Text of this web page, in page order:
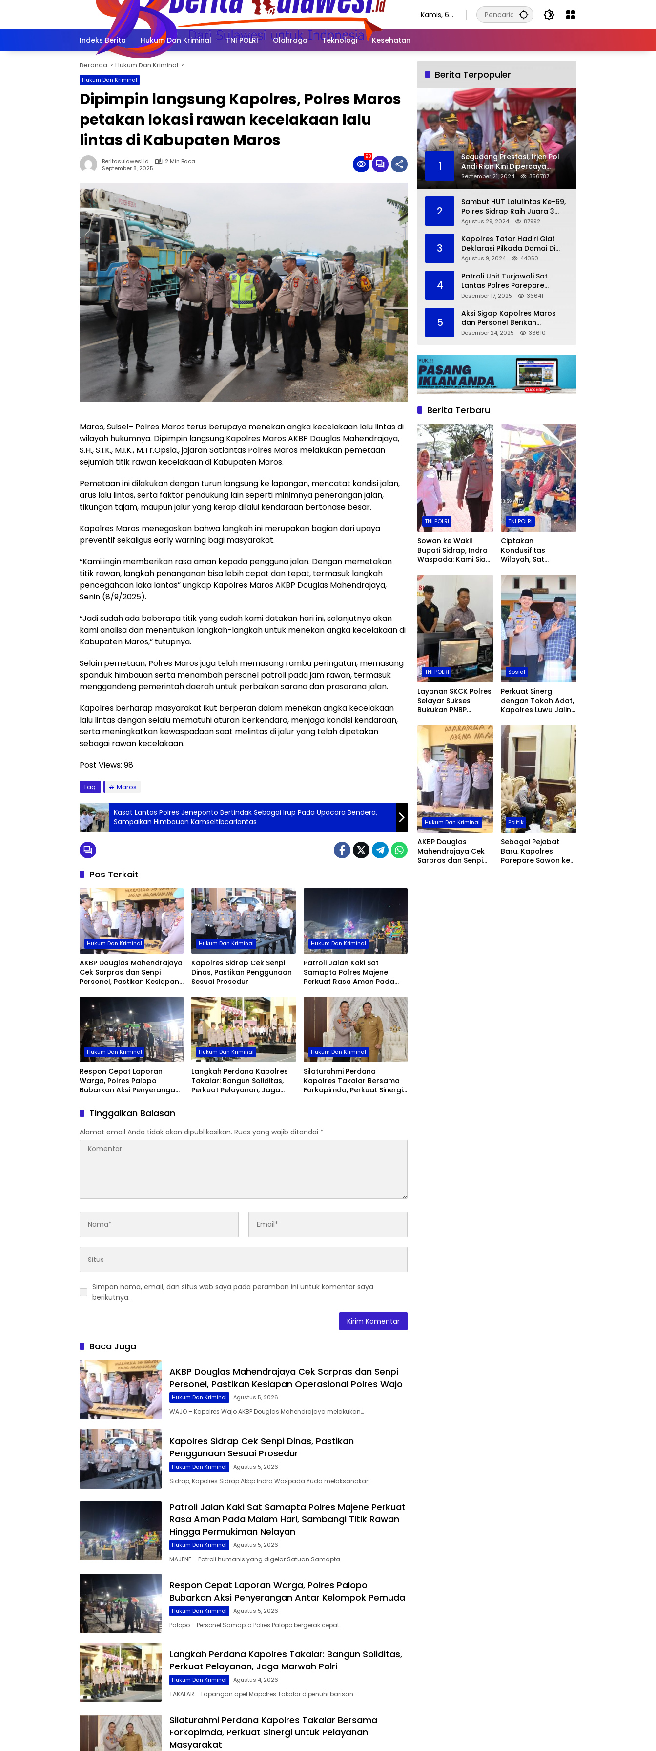
Kamis, 6
Indeks Berita Hukum Dan Kriminal TNI POLRI Olahraga Teknologi Kesehatan
Beranda Hukum Dan Kriminal
Hukum Dan Kriminal
Dipimpin langsung Kapolres, Polres Maros
petakan lokasi rawan kecelakaan lalu
lintas di Kabupaten Maros
Beritasulawesi.id
2 Min Baca
September 8, 2025
98
Maros, Sulsel– Polres Maros terus berupaya menekan angka kecelakaan lalu lintas di
wilayah hukumnya. Dipimpin langsung Kapolres Maros AKBP Douglas Mahendrajaya,
S.H., S.I.K., M.I.K., M.Tr.Opsla., jajaran Satlantas Polres Maros melakukan pemetaan
sejumlah titik rawan kecelakaan di Kabupaten Maros.
Pemetaan ini dilakukan dengan turun langsung ke lapangan, mencatat kondisi jalan,
arus lalu lintas, serta faktor pendukung lain seperti minimnya penerangan jalan,
tikungan tajam, maupun jalur yang kerap dilalui kendaraan bertonase besar.
Kapolres Maros menegaskan bahwa langkah ini merupakan bagian dari upaya
preventif sekaligus early warning bagi masyarakat.
“Kami ingin memberikan rasa aman kepada pengguna jalan. Dengan memetakan
titik rawan, langkah penanganan bisa lebih cepat dan tepat, termasuk langkah
pencegahaan laka lantas” ungkap Kapolres Maros AKBP Douglas Mahendrajaya,
Senin (8/9/2025).
“Jadi sudah ada beberapa titik yang sudah kami datakan hari ini, selanjutnya akan
kami analisa dan menentukan langkah-langkah untuk menekan angka kecelakaan di
Kabupaten Maros,” tutupnya.
Selain pemetaan, Polres Maros juga telah memasang rambu peringatan, memasang
spanduk himbauan serta menambah personel patroli pada jam rawan, termasuk
menggandeng pemerintah daerah untuk perbaikan sarana dan prasarana jalan.
Kapolres berharap masyarakat ikut berperan dalam menekan angka kecelakaan
lalu lintas dengan selalu mematuhi aturan berkendara, menjaga kondisi kendaraan,
serta meningkatkan kewaspadaan saat melintas di jalur yang telah dipetakan
sebagai rawan kecelakaan.
Post Views: 98
Tag: Maros
Kasat Lantas Polres Jeneponto Bertindak Sebagai Irup Pada Upacara Bendera,
Sampaikan Himbauan Kamseltibcarlantas
Pos Terkait
Hukum Dan Kriminal
AKBP Douglas Mahendrajaya
Cek Sarpras dan Senpi
Personel, Pastikan Kesiapan
Hukum Dan Kriminal
Kapolres Sidrap Cek Senpi
Dinas, Pastikan Penggunaan
Sesuai Prosedur
Hukum Dan Kriminal
Patroli Jalan Kaki Sat
Samapta Polres Majene
Perkuat Rasa Aman Pada
Rawan Hingga Permukiman
Nelayan
Hukum Dan Kriminal
Respon Cepat Laporan
Warga, Polres Palopo
Bubarkan Aksi Penyerangan
Hukum Dan Kriminal
Langkah Perdana Kapolres
Takalar: Bangun Soliditas,
Perkuat Pelayanan, Jaga
Hukum Dan Kriminal
Silaturahmi Perdana
Kapolres Takalar Bersama
Forkopimda, Perkuat Sinergi
Tinggalkan Balasan
Alamat email Anda tidak akan dipublikasikan. Ruas yang wajib ditandai *
Simpan nama, email, dan situs web saya pada peramban ini untuk komentar saya
berikutnya.
Baca Juga
AKBP Douglas Mahendrajaya Cek Sarpras dan Senpi
Personel, Pastikan Kesiapan Operasional Polres Wajo
Hukum Dan Kriminal Agustus 5, 2026
WAJO – Kapolres Wajo AKBP Douglas Mahendrajaya melakukan…
Kapolres Sidrap Cek Senpi Dinas, Pastikan
Penggunaan Sesuai Prosedur
Hukum Dan Kriminal Agustus 5, 2026
Sidrap, Kapolres Sidrap Akbp Indra Waspada Yuda melaksanakan…
Patroli Jalan Kaki Sat Samapta Polres Majene Perkuat
Rasa Aman Pada Malam Hari, Sambangi Titik Rawan
Hingga Permukiman Nelayan
Hukum Dan Kriminal Agustus 5, 2026
MAJENE – Patroli humanis yang digelar Satuan Samapta…
Respon Cepat Laporan Warga, Polres Palopo
Bubarkan Aksi Penyerangan Antar Kelompok Pemuda
Hukum Dan Kriminal Agustus 5, 2026
Palopo – Personel Samapta Polres Palopo bergerak cepat…
Langkah Perdana Kapolres Takalar: Bangun Soliditas,
Perkuat Pelayanan, Jaga Marwah Polri
Hukum Dan Kriminal Agustus 4, 2026
TAKALAR – Lapangan apel Mapolres Takalar dipenuhi barisan…
Silaturahmi Perdana Kapolres Takalar Bersama
Forkopimda, Perkuat Sinergi untuk Pelayanan
Masyarakat
Berita Terpopuler
1
Segudang Prestasi, Irjen Pol
Andi Rian Kini Dipercaya
Jabat Kapolda Ketiga Kalinya
September 21, 2024 356787
2
Sambut HUT Lalulintas Ke-69,
Polres Sidrap Raih Juara 3
dalam Kompetisi Pocil Zona 5
Agustus 29, 2024 87992
3
Kapolres Tator Hadiri Giat
Deklarasi Pilkada Damai Di
Makassar
Agustus 9, 2024 44050
4
Patroli Unit Turjawali Sat
Lantas Polres Parepare
Lakukan Pemantauan Area
Desember 17, 2025 36641
5
Aksi Sigap Kapolres Maros
dan Personel Berikan
Pertolongan Korban
Desember 24, 2025 36610
Berita Terbaru
TNI POLRI
Sowan ke Wakil
Bupati Sidrap, Indra
Waspada: Kami Siap
TNI POLRI
Ciptakan
Kondusifitas
Wilayah, Sat
Toraja Utara
Gencarkan Patroli
Dialogis dan
Sosialisasi Layanan
110​
TNI POLRI
Layanan SKCK Polres
Selayar Sukses
Bukukan PNBP
2025, Langsung
Disetor ke Kas
Negara
Sosial
Perkuat Sinergi
dengan Tokoh Adat,
Kapolres Luwu Jalin
Maddika Ponrang
dan Maddika Ulusalu
Hukum Dan Kriminal
AKBP Douglas
Mahendrajaya Cek
Sarpras dan Senpi
Politik
Sebagai Pejabat
Baru, Kapolres
Parepare Sawon ke